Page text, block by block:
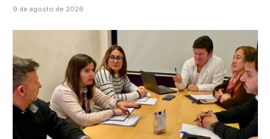
9 de agosto de 2026